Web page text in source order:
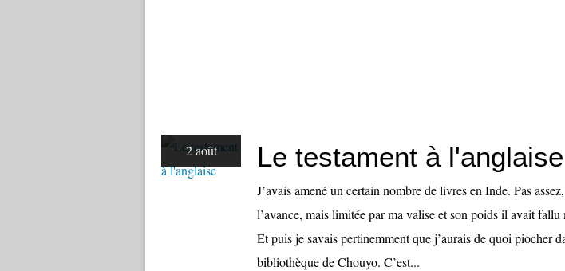
2 août Le testament à l'anglaise
J’avais amené un certain nombre de livres en Inde. Pas
l’avance, mais limitée par ma valise et son poids il avait fallu
Et puis je savais pertinemment que j’aurais de quoi piocher
bibliothèque de Chouyo. C’est...